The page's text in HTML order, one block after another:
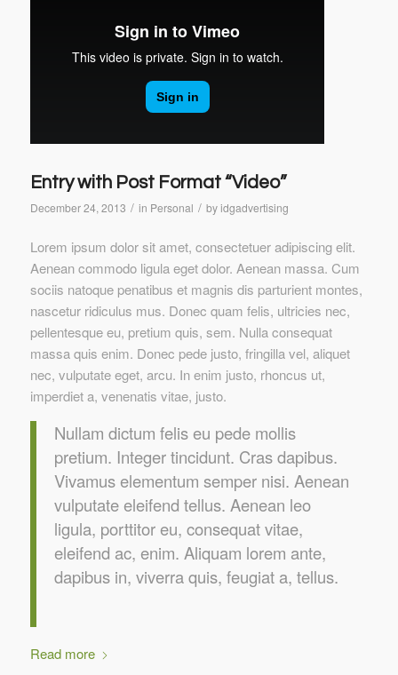
Entry with Post Format “Video”
December 24, 2013 / in Personal / byidgadvertising
Lorem ipsum dolor sit amet, consectetuer adipiscing elit.
Aenean commodo ligula eget dolor. Aenean massa. Cum
sociis natoque penatibus et magnis dis parturient montes,
nascetur ridiculus mus. Donec quam felis, ultricies nec,
pellentesque eu, pretium quis, sem. Nulla consequat
massa quis enim. Donec pede justo, fringilla vel, aliquet
nec, vulputate eget, arcu. In enim justo, rhoncus ut,
imperdiet a, venenatis vitae, justo.
Nullam dictum felis eu pede mollis
pretium. Integer tincidunt. Cras dapibus.
Vivamus elementum semper nisi. Aenean
vulputate eleifend tellus. Aenean leo
ligula, porttitor eu, consequat vitae,
eleifend ac, enim. Aliquam lorem ante,
dapibus in, viverra quis, feugiat a, tellus.
Read more